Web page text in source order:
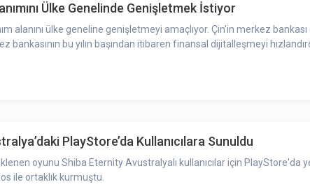
Ülke Genelinde Genişletmek İstiyor
alanını ülke geneline genişletmeyi amaçlıyor. Çin'in merkez
bankasının bu yılın başından itibaren finansal dijitalleşmeyi
PlayStore’da Kullanıcılara Sunuldu
oyunu Shiba Eternity Avustralyalı kullanıcılar için PlayStore'da
ile ortaklık kurmuştu.